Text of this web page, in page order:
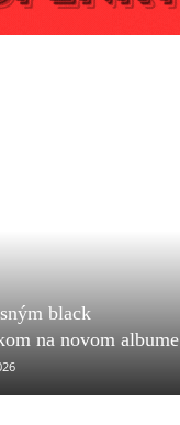
black
na novom albume